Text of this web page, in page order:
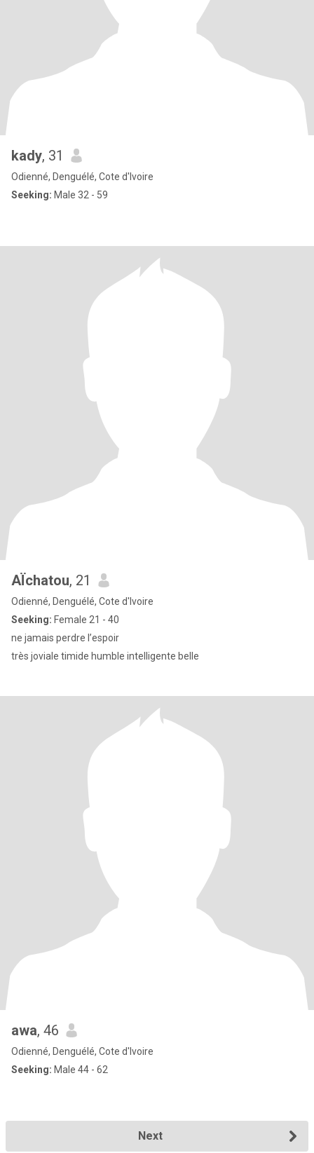
kady, 31
Odienné, Denguélé, Cote d'Ivoire
Seeking: Male 32 - 59
AÏchatou, 21
Odienné, Denguélé, Cote d'Ivoire
Seeking: Female 21 - 40
ne jamais perdre l’espoir
très joviale timide humble intelligente belle
awa, 46
Odienné, Denguélé, Cote d'Ivoire
Seeking: Male 44 - 62
Next